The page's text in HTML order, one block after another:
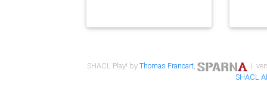
SHACL Play! byThomas Francart,
|
SHACL